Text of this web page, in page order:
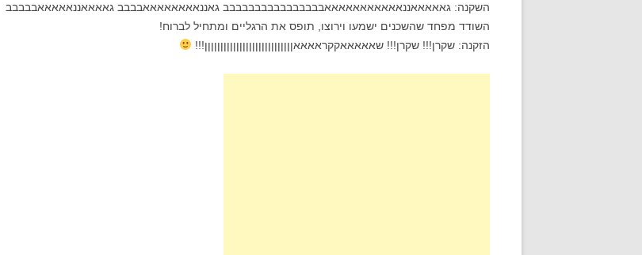
השקנה: גאאאאאננאאאאאאאאאאאבבבבבבבבבבבבבבבב גאננאאאאאאאאבבבב גאאאאננאאאאאבבבבב
השודד מפחד שהשכנים ישמעו וירוצו, תופס את הרגליים ומתחיל לברוח!
הזקנה: שקרן!!! שקרן!!! שאאאאאקקראאאאןןןןןןןןןןןןןןןןןןןןןןןןןןןן!!!